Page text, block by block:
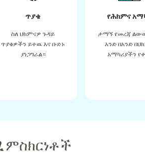
ጥያቄ
ስለ ህክምናዎ ጉዳይ
ጥያቄዎችን ይተዉ እና ቡድኑ
ያነጋግራል።
የሕክምና
ታማኝ የመረጃ
አንድ በአንድ
አማካሪያችን
ምስክርነቶች